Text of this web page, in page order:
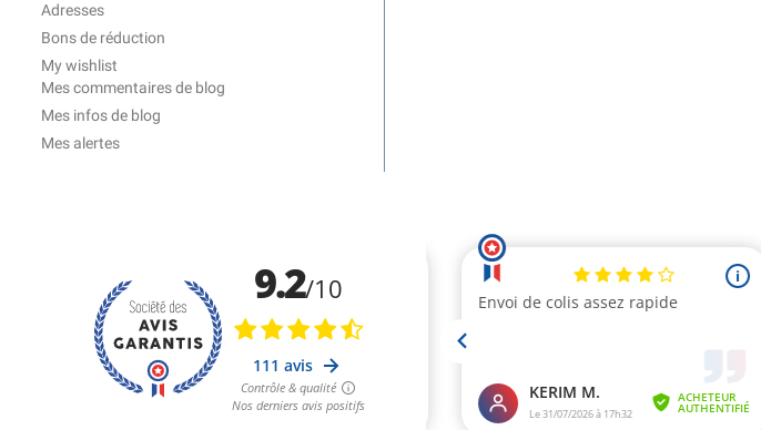
Adresses
Bons de réduction
My wishlist
Mes commentaires de blog
Mes infos de blog
Mes alertes